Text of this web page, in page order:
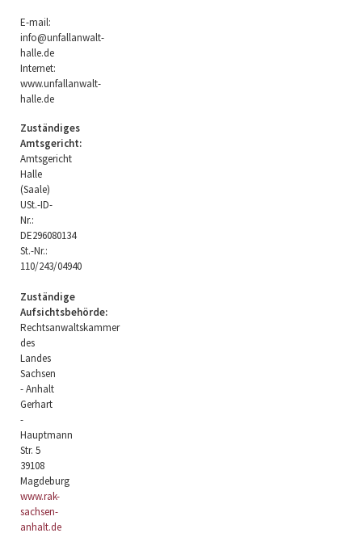
E-mail:
info@unfallanwalt-
halle.de
Internet:
www.unfallanwalt-
halle.de
Zuständiges
Amtsgericht:
Amtsgericht
Halle
(Saale)
USt.-ID-
Nr.:
DE296080134
St.-Nr.:
110/243/04940
Zuständige
Aufsichtsbehörde:
Rechtsanwaltskammer
des
Landes
Sachsen
- Anhalt
Gerhart
-
Hauptmann
Str. 5
39108
Magdeburg
www.rak-
sachsen-
anhalt.de